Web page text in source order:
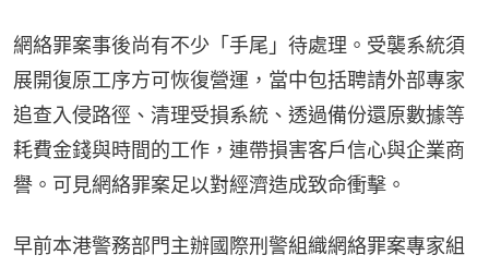
網絡罪案事後尚有不少「手尾」待處理。受襲系統須
展開復原工序方可恢復營運，當中包括聘請外部專家
追查入侵路徑、清理受損系統、透過備份還原數據等
耗費金錢與時間的工作，連帶損害客戶信心與企業商
譽。可見網絡罪案足以對經濟造成致命衝擊。
早前本港警務部門主辦國際刑警組織網絡罪案專家組